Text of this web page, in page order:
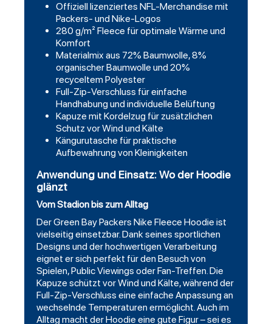
Offiziell lizenziertes NFL-Merchandise mit
Packers- und Nike-Logos
280 g/m² Fleece für optimale Wärme und
Komfort
Materialmix aus 72% Baumwolle, 8%
organischer Baumwolle und 20%
recyceltem Polyester
Full-Zip-Verschluss für einfache
Handhabung und individuelle Belüftung
Kapuze mit Kordelzug für zusätzlichen
Schutz vor Wind und Kälte
Kängurutasche für praktische
Aufbewahrung von Kleinigkeiten
Anwendung und Einsatz: Wo der Hoodie
glänzt
Vom Stadion bis zum Alltag
Der Green Bay Packers Nike Fleece Hoodie ist
vielseitig einsetzbar. Dank seines sportlichen
Designs und der hochwertigen Verarbeitung
eignet er sich perfekt für den Besuch von
Spielen, Public Viewings oder Fan-Treffen. Die
Kapuze schützt vor Wind und Kälte, während der
Full-Zip-Verschluss eine einfache Anpassung an
wechselnde Temperaturen ermöglicht. Auch im
Alltag macht der Hoodie eine gute Figur – sei es